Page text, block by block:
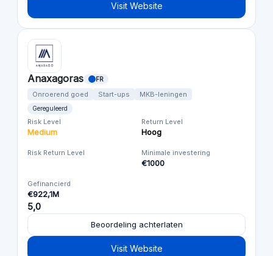
Visit Website
Anaxagoras FR
Onroerend goed Start-ups MKB-leningen
Gereguleerd
Risk Level
Medium
Return Level
Hoog
Risk Return Level Minimale investering
€1000
Gefinancierd
€922,1M
5,0
Beoordeling achterlaten
Visit Website